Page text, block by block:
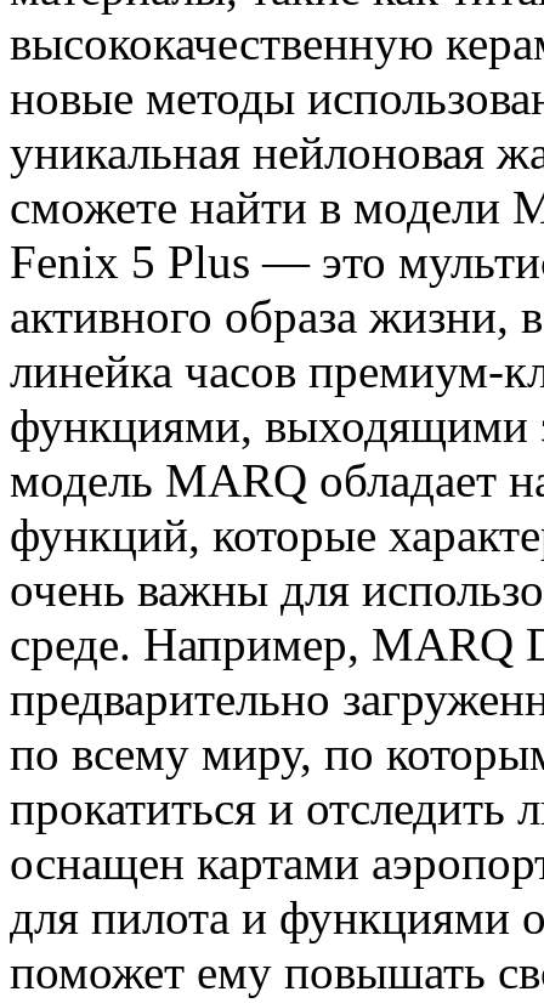
высококачественную
новые методы
уникальная нейлоновая
сможете найти в модели
Fenix 5 Plus — это
активного образа
линейка часов премиум-
функциями, выходящими
модель MARQ обладает
функций, которые
очень важны для
среде. Например, MARQ
предварительно
по всему миру, по
прокатиться и
оснащен картами
для пилота и функциями
поможет ему повышать